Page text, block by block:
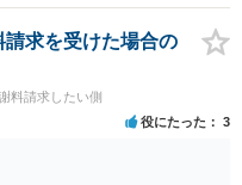
す。 お怒りはごもっともです
を信頼できなくなる可能性が
婚しなくてよかったと割り切
す。
求を受けた場合の
料請求したい側
役にたった 3